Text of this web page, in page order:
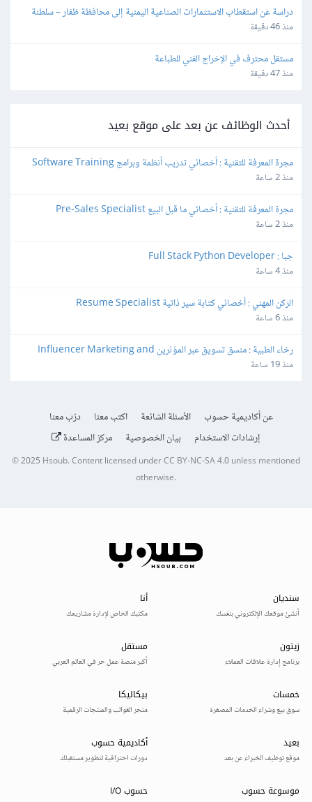
عُمان
منذ 46 دقيقة
مستقل محترف في الإخراج الفني للطباعة
منذ 47 دقيقة
أحدث الوظائف عن بعد على موقع بعيد
Specialist
منذ 2 ساعة
مجرة المعرفة للتقنية : أخصائي ما قبل البيع Pre-Sales Specialist
منذ 2 ساعة
جبا : Full Stack Python Developer
منذ 4 ساعة
الركن المهني : أخصائي كتابة سير ذاتية Resume Specialist
منذ 6 ساعة
Production Coordinator
منذ 19 ساعة
عن أكاديمية حسوب الأسئلة الشائعة اكتب معنا
درّب معنا
إرشادات الاستخدام
بيان الخصوصية مركز المساعدة
© 2025 Hsoub.Content licensed underCC BY-NC-SA 4.0unless mentioned
otherwise.